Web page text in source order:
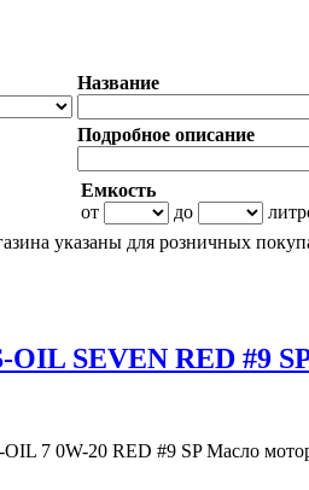
Название
Подробное описание
Емкость
от
до
указаны для розничных
OIL SEVEN RED #9
OIL 7 0W-20 RED #9 SP Масло